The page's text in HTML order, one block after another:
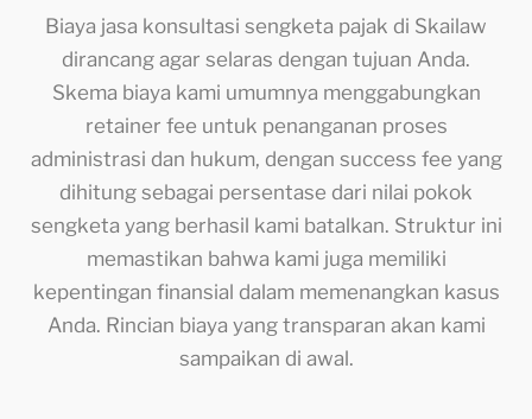
Biaya jasa konsultasi sengketa pajak di Skailaw
dirancang agar selaras dengan tujuan Anda.
Skema biaya kami umumnya menggabungkan
retainer fee untuk penanganan proses
administrasi dan hukum, dengan success fee yang
dihitung sebagai persentase dari nilai pokok
sengketa yang berhasil kami batalkan. Struktur ini
memastikan bahwa kami juga memiliki
kepentingan finansial dalam memenangkan kasus
Anda. Rincian biaya yang transparan akan kami
sampaikan di awal.